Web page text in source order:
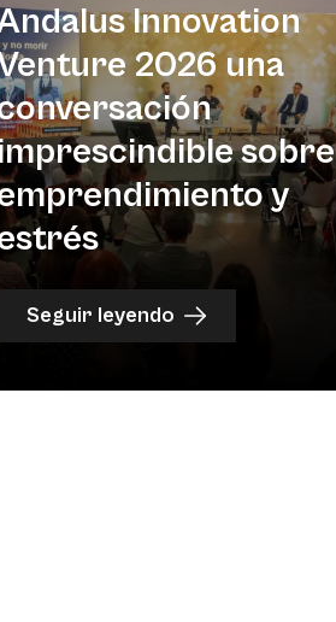
Innovation
2026 una
sobre
y
Seguir leyendo